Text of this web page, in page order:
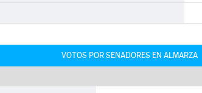
VOTOS POR SENADORES EN ALMARZA